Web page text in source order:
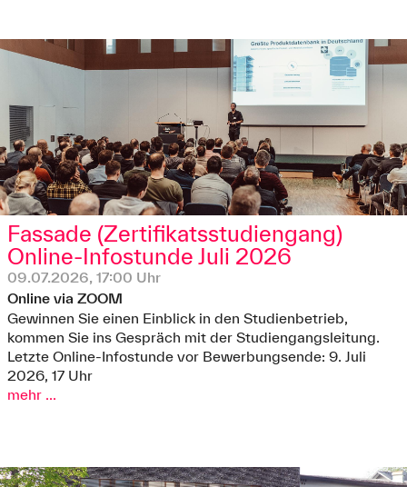
Fassade (Zertifikatsstudiengang)
Online-Infostunde Juli 2026
09.07.2026, 17:00 Uhr
Online via ZOOM
Gewinnen Sie einen Einblick in den Studienbetrieb,
kommen Sie ins Gespräch mit der Studiengangsleitung.
Letzte Online-Infostunde vor Bewerbungsende: 9. Juli
2026, 17 Uhr
mehr ...